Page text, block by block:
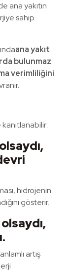
ana yakıtın
sahip
ana yakıt
bulunmaz.
verimliliğini
hidrojenin
gösterir.
artış